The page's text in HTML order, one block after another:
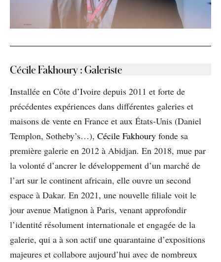
Cécile Fakhoury : Galeriste
Installée en Côte d’Ivoire depuis 2011 et forte de
précédentes expériences dans différentes galeries et
maisons de vente en France et aux États-Unis (Daniel
Templon, Sotheby’s…), Cécile Fakhoury fonde sa
première galerie en 2012 à Abidjan. En 2018, mue par
la volonté d’ancrer le développement d’un marché de
l’art sur le continent africain, elle ouvre un second
espace à Dakar. En 2021, une nouvelle filiale voit le
jour avenue Matignon à Paris, venant approfondir
l’identité résolument internationale et engagée de la
galerie, qui a à son actif une quarantaine d’expositions
majeures et collabore aujourd’hui avec de nombreux